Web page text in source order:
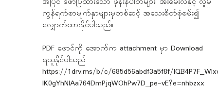
ကွန်ရက်စာမျက်နှာများမှတစ်ဆင့် အသေးစိတ်စုံစမ်း၍
လျှောက်ထားနိုင်ပါသည်။
PDF ဖောင်ကို အောက်က attachment မှာ Download
ရယူနိုင်ပါသည်
https://1drv.ms/b/c/685d56abdf3a5f8f/
lK0gYhNlAa764DmPjqWOhPw7D_pe-vE?e=nhbzxx